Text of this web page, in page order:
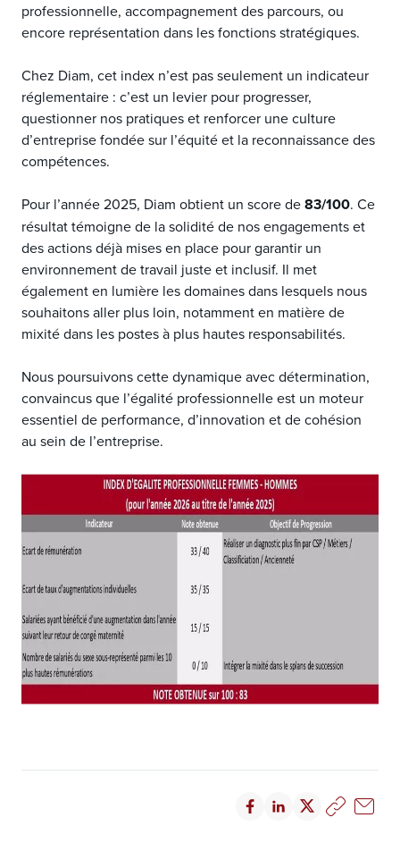
professionnelle, accompagnement des parcours, ou
encore représentation dans les fonctions stratégiques.
Chez Diam, cet index n’est pas seulement un indicateur
réglementaire : c’est un levier pour progresser,
questionner nos pratiques et renforcer une culture
d’entreprise fondée sur l’équité et la reconnaissance des
compétences.
Pour l’année 2025, Diam obtient un score de 83/100. Ce
résultat témoigne de la solidité de nos engagements et
des actions déjà mises en place pour garantir un
environnement de travail juste et inclusif. Il met
également en lumière les domaines dans lesquels nous
souhaitons aller plus loin, notamment en matière de
mixité dans les postes à plus hautes responsabilités.
Nous poursuivons cette dynamique avec détermination,
convaincus que l’égalité professionnelle est un moteur
essentiel de performance, d’innovation et de cohésion
au sein de l’entreprise.